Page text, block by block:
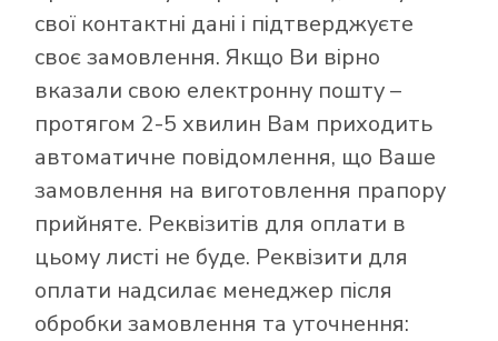
свої контактні дані і підтверджуєте
своє замовлення. Якщо Ви вірно
вказали свою електронну пошту –
протягом 2-5 хвилин Вам приходить
автоматичне повідомлення, що Ваше
замовлення на виготовлення прапору
прийняте. Реквізитів для оплати в
цьому листі не буде. Реквізити для
оплати надсилає менеджер після
обробки замовлення та уточнення: